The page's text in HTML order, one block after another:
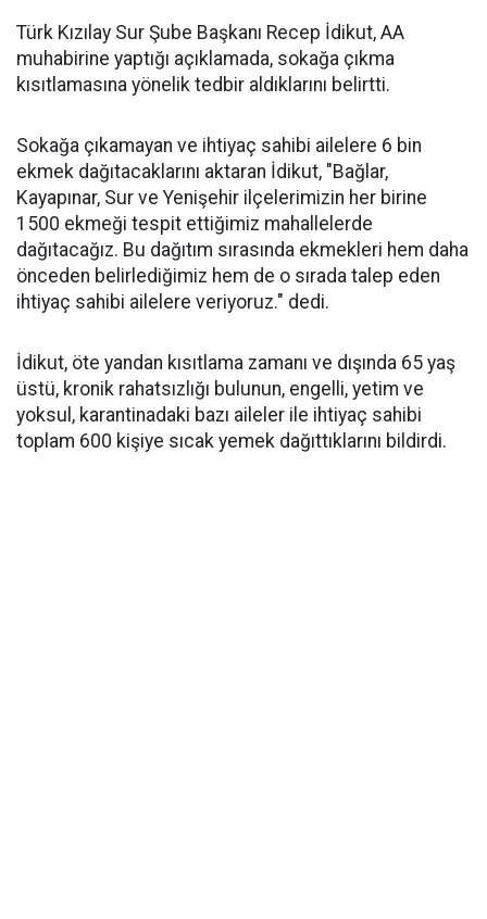
Türk Kızılay Sur Şube Başkanı Recep İdikut, AA
muhabirine yaptığı açıklamada, sokağa çıkma
kısıtlamasına yönelik tedbir aldıklarını belirtti.
Sokağa çıkamayan ve ihtiyaç sahibi ailelere 6 bin
ekmek dağıtacaklarını aktaran İdikut, "Bağlar,
Kayapınar, Sur ve Yenişehir ilçelerimizin her birine
1500 ekmeği tespit ettiğimiz mahallelerde
dağıtacağız. Bu dağıtım sırasında ekmekleri hem daha
önceden belirlediğimiz hem de o sırada talep eden
ihtiyaç sahibi ailelere veriyoruz." dedi.
İdikut, öte yandan kısıtlama zamanı ve dışında 65 yaş
üstü, kronik rahatsızlığı bulunun, engelli, yetim ve
yoksul, karantinadaki bazı aileler ile ihtiyaç sahibi
toplam 600 kişiye sıcak yemek dağıttıklarını bildirdi.